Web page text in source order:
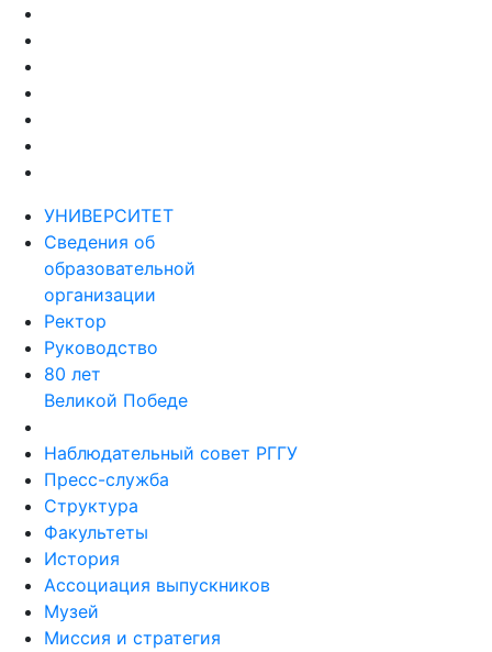
УНИВЕРСИТЕТ
Сведения об
образовательной
организации
Ректор
Руководство
80 лет
Великой Победе
Наблюдательный совет РГГУ
Пресс-служба
Структура
Факультеты
История
Ассоциация выпускников
Музей
Миссия и стратегия